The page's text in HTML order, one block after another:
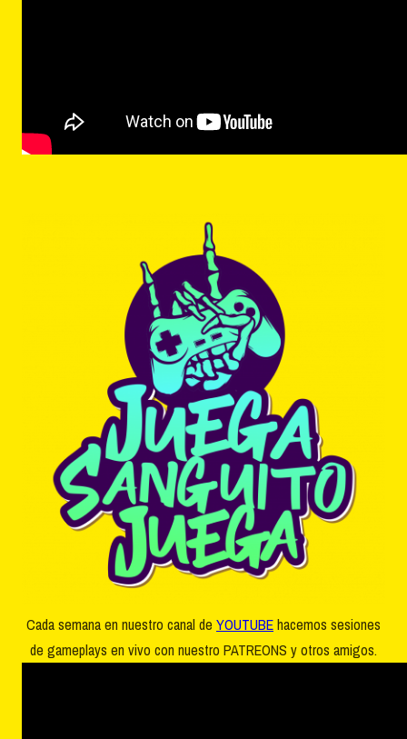
Cada semana en nuestro canal de YOUTUBEhacemos sesiones
de gameplays en vivo con nuestro PATREONS y otros amigos.